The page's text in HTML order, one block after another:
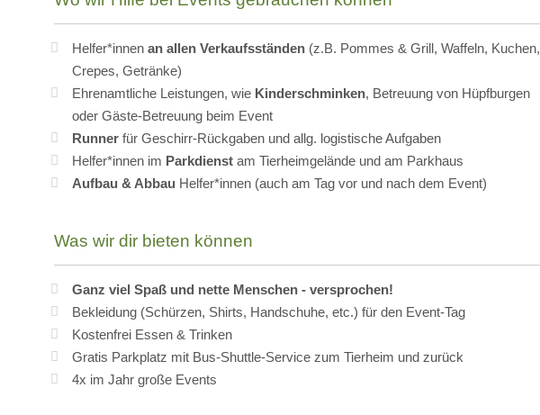
Helfer*innen an allen Verkaufsständen (z.B. Pommes & Grill, Waffeln, Kuchen,
Crepes, Getränke)
Ehrenamtliche Leistungen, wie Kinderschminken, Betreuung von Hüpfburgen
oder Gäste-Betreuung beim Event
Runner für Geschirr-Rückgaben und allg. logistische Aufgaben
Helfer*innen im Parkdienst am Tierheimgelände und am Parkhaus
Aufbau & Abbau Helfer*innen (auch am Tag vor und nach dem Event)
Was wir dir bieten können
Ganz viel Spaß und nette Menschen - versprochen!
Bekleidung (Schürzen, Shirts, Handschuhe, etc.) für den Event-Tag
Kostenfrei Essen & Trinken
Gratis Parkplatz mit Bus-Shuttle-Service zum Tierheim und zurück
4x im Jahr große Events